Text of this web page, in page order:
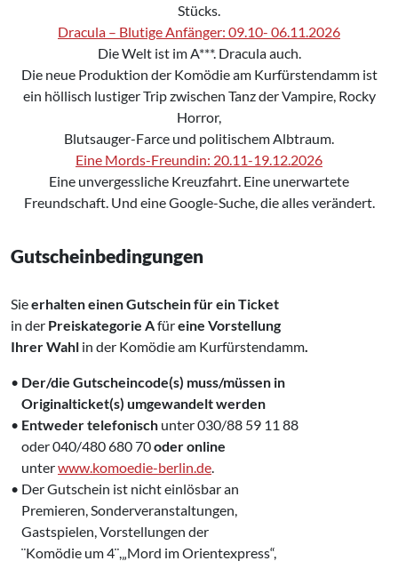
Stücks.
Dracula – Blutige Anfänger: 09.10- 06.11.2026
Die Welt ist im A***. Dracula auch.
Die neue Produktion der Komödie am Kurfürstendamm ist
ein höllisch lustiger Trip zwischen Tanz der Vampire, Rocky
Horror,
Blutsauger-Farce und politischem Albtraum.
Eine Mords-Freundin: 20.11-19.12.2026
Eine unvergessliche Kreuzfahrt. Eine unerwartete
Freundschaft. Und eine Google-Suche, die alles verändert.
Gutscheinbedingungen
Sieerhalten einen Gutschein fürein Ticket
in der Preiskategorie Afüreine Vorstellung
Ihrer Wahl in der Komödie am Kurfürstendamm
• Der/die Gutscheincode(s) muss/müssen in
‌ Originalticket(s) umgewandelt werden
• Entweder telefonisch unter 030/88 59 11 88
‌ oder 040/480 680 70oder online
‌ unterwww.komoedie-berlin.de
• Der Gutschein ist nicht einlösbar an
‌ Premieren, Sonderveranstaltungen,
‌ Gastspielen, Vorstellungen der
‌ ¨Komödie um 4¨,„Mord im Orientexpress“,